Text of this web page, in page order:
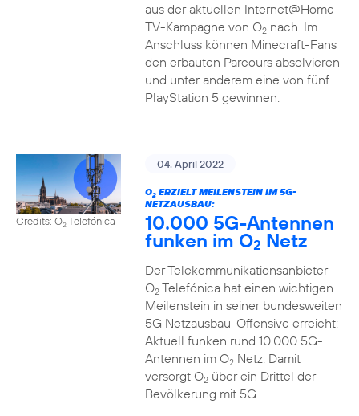
aus der aktuellen Internet@Home
TV-Kampagne von O2nach. Im
Anschluss können Minecraft-Fans
den erbauten Parcours absolvieren
und unter anderem eine von fünf
PlayStation 5 gewinnen.
Credits: O2Telefónica
04. April 2022
O2ERZIELT MEILENSTEIN IM 5G-
NETZAUSBAU:
10.000 5G-Antennen
funken im O2 Netz
Der Telekommunikationsanbieter
O2Telefónica hat einen wichtigen
Meilenstein in seiner bundesweiten
5G Netzausbau-Offensive erreicht:
Aktuell funken rund 10.000 5G-
Antennen im O2Netz. Damit
versorgt O2über ein Drittel der
Bevölkerung mit 5G.